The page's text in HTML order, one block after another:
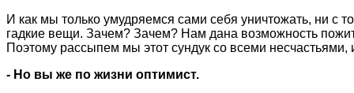
И как мы только умудряемся сами себя уничтожать, ни с
гадкие вещи. Зачем? Зачем? Нам дана возможность
Поэтому рассыпем мы этот сундук со всеми
- Но вы же по жизни оптимист.